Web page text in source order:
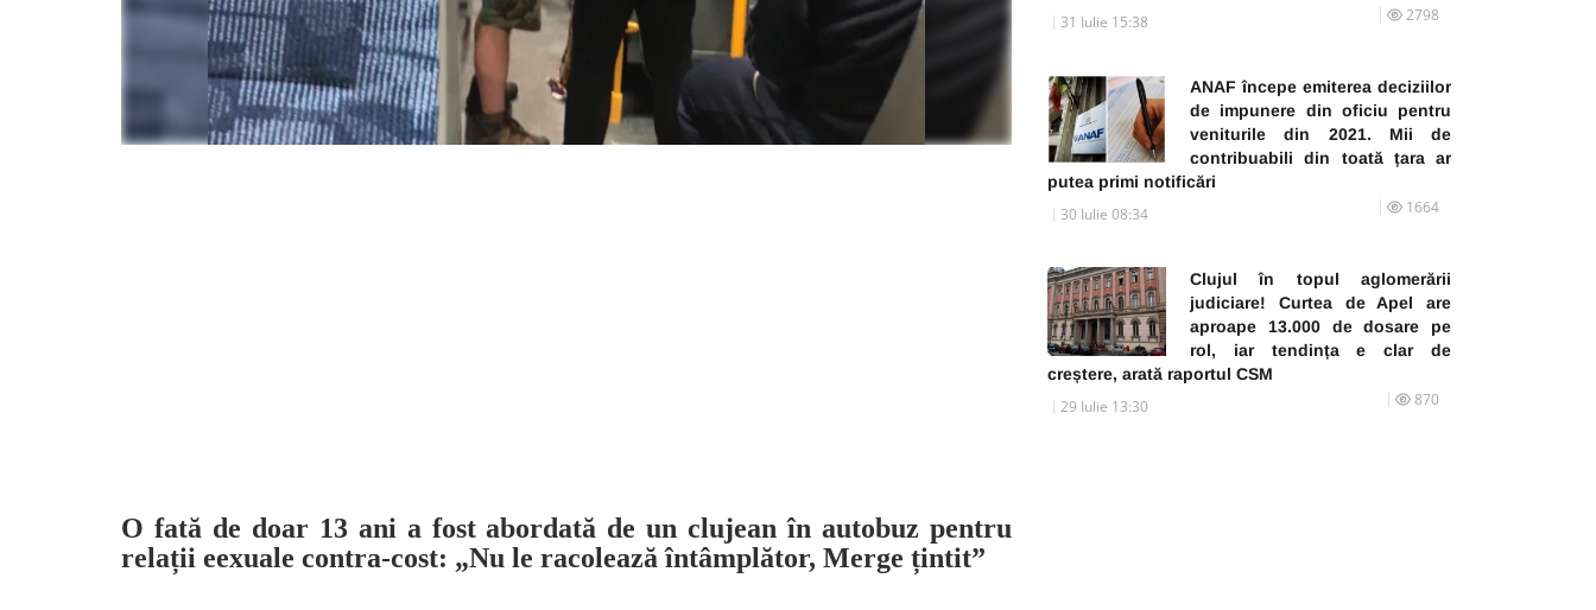
O fată de doar 13 ani a fost abordată de un clujean în autobuz pentru
relații eexuale contra-cost: „Nu le racolează întâmplător, Merge țintit”
31 Iulie 15:38 2798
ANAF începe emiterea deciziilor
de impunere din oficiu pentru
veniturile din 2021. Mii de
contribuabili din toată țara ar
putea primi notificări
30 Iulie 08:34 1664
Clujul în topul aglomerării
judiciare! Curtea de Apel are
aproape 13.000 de dosare pe
rol, iar tendința e clar de
creștere, arată raportul CSM
29 Iulie 13:30 870